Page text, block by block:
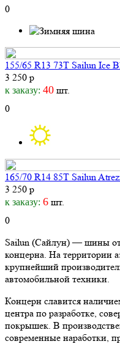
0
155/65 R13 73T Sailun Ice
3 250 р
к заказу: 40 шт.
0
165/70 R14 85T Sailun
3 250 р
к заказу: 6 шт.
0
Sailun (Сайлун) — шины от
концерна. На территории
крупнейший
автомобильной техники.
Концерн славится
центра по разработке,
покрышек. В
современные наработки,